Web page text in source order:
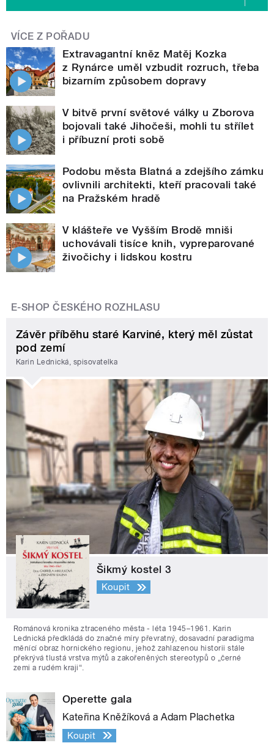
VÍCE Z POŘADU
Extravagantní kněz Matěj Kozka
z Rynárce uměl vzbudit rozruch, třeba
bizarním způsobem dopravy
V bitvě první světové války u Zborova
bojovali také Jihočeši, mohli tu střílet
i příbuzní proti sobě
Podobu města Blatná a zdejšího zámku
ovlivnili architekti, kteří pracovali také
na Pražském hradě
V klášteře ve Vyšším Brodě mniši
uchovávali tisíce knih, vypreparované
živočichy i lidskou kostru
E-SHOP ČESKÉHO ROZHLASU
Závěr příběhu staré Karviné, který měl zůstat
pod zemí
Karin Lednická, spisovatelka
Šikmý kostel 3
Koupit
Románová kronika ztraceného města - léta 1945–1961. Karin
Lednická předkládá do značné míry převratný, dosavadní paradigma
měnící obraz hornického regionu, jehož zahlazenou historii stále
překrývá tlustá vrstva mýtů a zakořeněných stereotypů o „černé
zemi a rudém kraji“.
Operette gala
Kateřina Kněžíková a Adam Plachetka
Koupit